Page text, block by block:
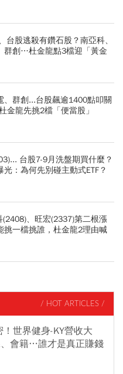
台股逃殺有鑽石股？南亞科、
群創…杜金龍點3檔迎「黃金
、群創...台股飆逾1400點叩關
金龍先挑2檔「便當股」
台股7-9月洗盤期買什麼？
：為何先別碰主動式ETF？
、旺宏(2337)第二根漲
挑一檔挑誰，杜金龍2理由喊
/ HOT ARTICLES /
世界健身-KY營收大
會籍…誰才是真正賺錢